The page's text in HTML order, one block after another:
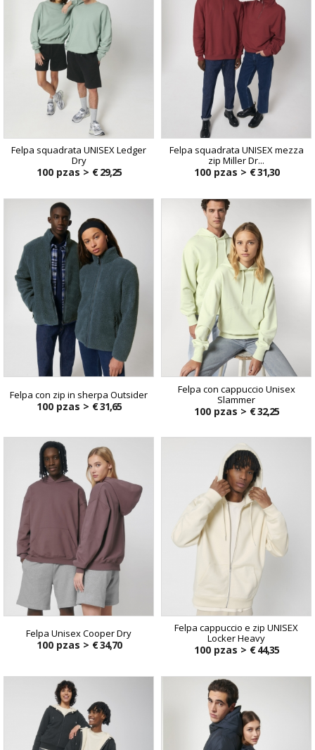
Felpa squadrata UNISEX Ledger
Dry
100 pzas > € 29,25
Felpa squadrata UNISEX mezza
zip Miller Dr...
100 pzas > € 31,30
Felpa con zip in sherpa Outsider
100 pzas > € 31,65
Felpa con cappuccio Unisex
Slammer
100 pzas > € 32,25
Felpa Unisex Cooper Dry
100 pzas > € 34,70
Felpa cappuccio e zip UNISEX
Locker Heavy
100 pzas > € 44,35